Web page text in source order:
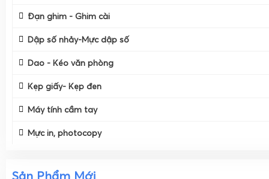
Đạn ghim - Ghim cài
Dập số nhảy-Mực dập số
Dao - Kéo văn phòng
Kẹp giấy- Kẹp đen
Máy tính cầm tay
Mực in, photocopy
Sản Phẩm Mới